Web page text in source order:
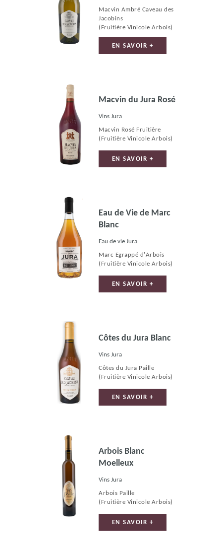
Macvin Ambré Caveau des
Jacobins
(Fruitière Vinicole Arbois)
EN SAVOIR +
Macvin du Jura Rosé
Vins Jura
Macvin Rosé Fruitière
(Fruitière Vinicole Arbois)
EN SAVOIR +
Eau de Vie de Marc
Blanc
Eau de vie Jura
Marc Egrappé d'Arbois
(Fruitière Vinicole Arbois)
EN SAVOIR +
Côtes du Jura Blanc
Vins Jura
Côtes du Jura Paille
(Fruitière Vinicole Arbois)
EN SAVOIR +
Arbois Blanc
Moelleux
Vins Jura
Arbois Paille
(Fruitière Vinicole Arbois)
EN SAVOIR +